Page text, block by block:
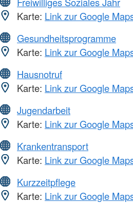
Karte: Link zur Google
Gesundheitsprogramme
Karte: Link zur Google
Hausnotruf
Karte: Link zur Google
Jugendarbeit
Karte: Link zur Google
Krankentransport
Karte: Link zur Google
Kurzzeitpflege
Karte: Link zur Google